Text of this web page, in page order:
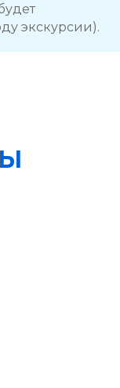
экскурсии).